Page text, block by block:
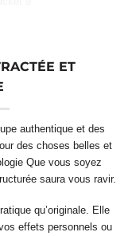
ET
authentique et des
des choses belles et
Que vous soyez
saura vous ravir.
qu’originale. Elle
effets personnels ou